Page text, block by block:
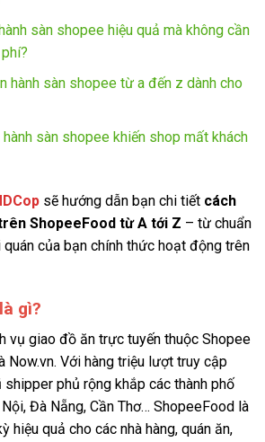
sàn shopee hiệu quả mà không cần
hành sàn shopee từ a đến z dành cho
sàn shopee khiến shop mất khách
sẽ hướng dẫn bạn chi tiết cách
ShopeeFood từ A tới Z – từ chuẩn
của bạn chính thức hoạt động trên
gì?
vụ giao đồ ăn trực tuyến thuộc Shopee
Now.vn. Với hàng triệu lượt truy cập
phủ rộng khắp các thành phố
Nội, Đà Nẵng, Cần Thơ… ShopeeFood là
hiệu quả cho các nhà hàng, quán ăn,